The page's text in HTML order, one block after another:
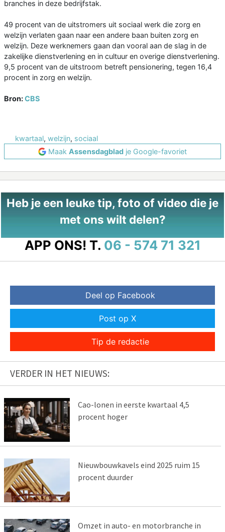
branches in deze bedrijfstak.
49 procent van de uitstromers uit sociaal werk die zorg en
welzijn verlaten gaan naar een andere baan buiten zorg en
welzijn. Deze werknemers gaan dan vooral aan de slag in de
zakelijke dienstverlening en in cultuur en overige dienstverlening.
9,5 procent van de uitstroom betreft pensionering, tegen 16,4
procent in zorg en welzijn.
Bron:CBS
kwartaal, welzijn, sociaal
Maak Assensdagblad je Google-favoriet
Heb je een leuke tip, foto of video die je
met ons wilt delen?
APP ONS! T. 06 - 574 71 321
Deel op Facebook
Post op X
Tip de redactie
VERDER IN HET NIEUWS:
Cao-lonen in eerste kwartaal 4,5
procent hoger
Nieuwbouwkavels eind 2025 ruim 15
procent duurder
Omzet in auto- en motorbranche in